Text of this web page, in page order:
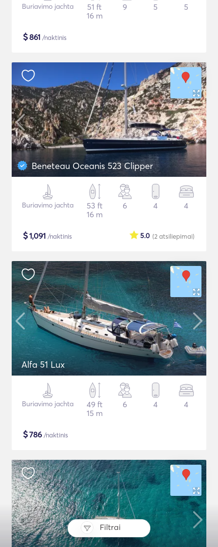
Filtrai
Buriavimo jachta
51 ft
16 m
9 5 5
$861 /naktinis
Beneteau Oceanis 523 Clipper
Buriavimo jachta
53 ft
16 m
6 4 4
$1,091 /naktinis (2 atsiliepimai)
5.0
Alfa 51 Lux
Buriavimo jachta
49 ft
15 m
6 4 4
$786 /naktinis